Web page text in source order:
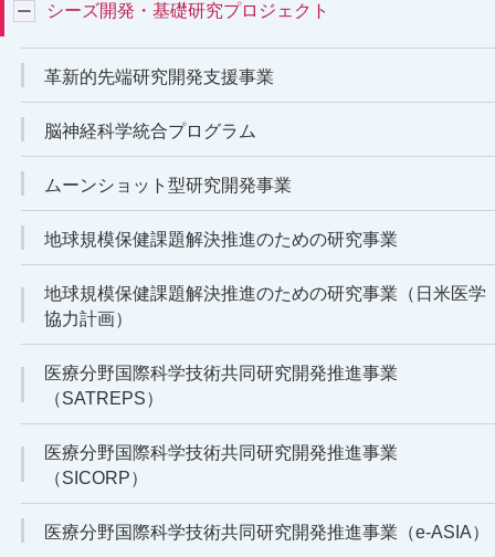
シーズ開発・基礎研究プロジェクト
革新的先端研究開発支援事業
脳神経科学統合プログラム
ムーンショット型研究開発事業
地球規模保健課題解決推進のための研究事業
地球規模保健課題解決推進のための研究事業（日米医学
協力計画）
医療分野国際科学技術共同研究開発推進事業
（SATREPS）
医療分野国際科学技術共同研究開発推進事業
（SICORP）
医療分野国際科学技術共同研究開発推進事業（e-ASIA）